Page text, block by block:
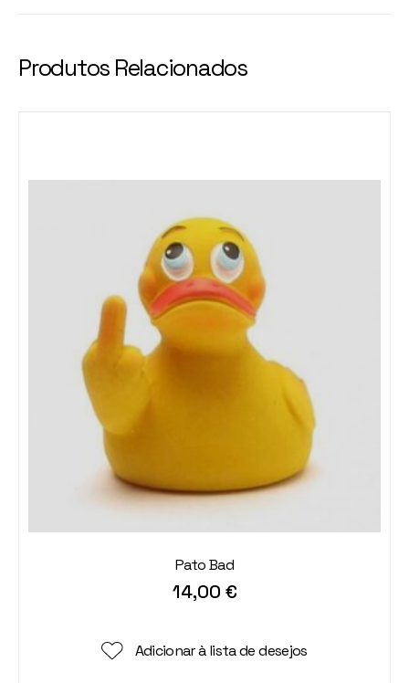
Produtos Relacionados
Pato Bad
14,00 €
Adicionar à lista de desejos